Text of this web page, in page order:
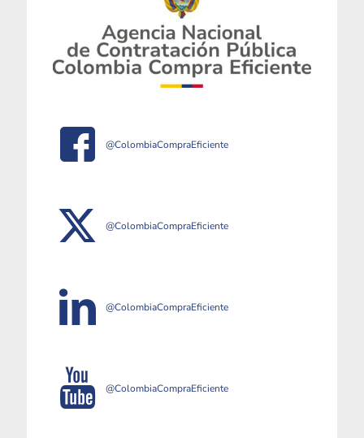
@ColombiaCompraEficiente
@ColombiaCompraEficiente
@ColombiaCompraEficiente
@ColombiaCompraEficiente